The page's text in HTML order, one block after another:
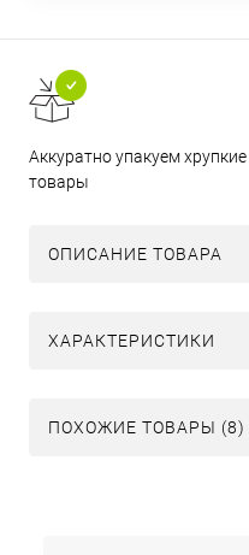
Аккуратно упакуем хрупкие
товары
ОПИСАНИЕ ТОВАРА
ХАРАКТЕРИСТИКИ
ПОХОЖИЕ ТОВАРЫ (8)